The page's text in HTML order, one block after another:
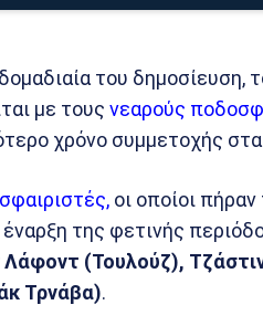
του
με τους νεαρούς
χρόνο συμμετοχής στα
οι οποίοι πήραν
της φετινής
(Τουλούζ),
Τρνάβα).